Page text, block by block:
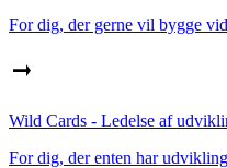
For dig, der gerne vil bygge
Wild Cards - Ledelse af
For dig, der enten har